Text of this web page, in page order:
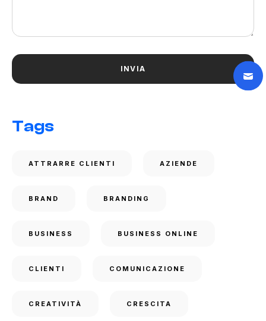
Tags
ATTRARRE CLIENTI AZIENDE
BRAND BRANDING
BUSINESS BUSINESS ONLINE
CLIENTI COMUNICAZIONE
CREATIVITÀ CRESCITA